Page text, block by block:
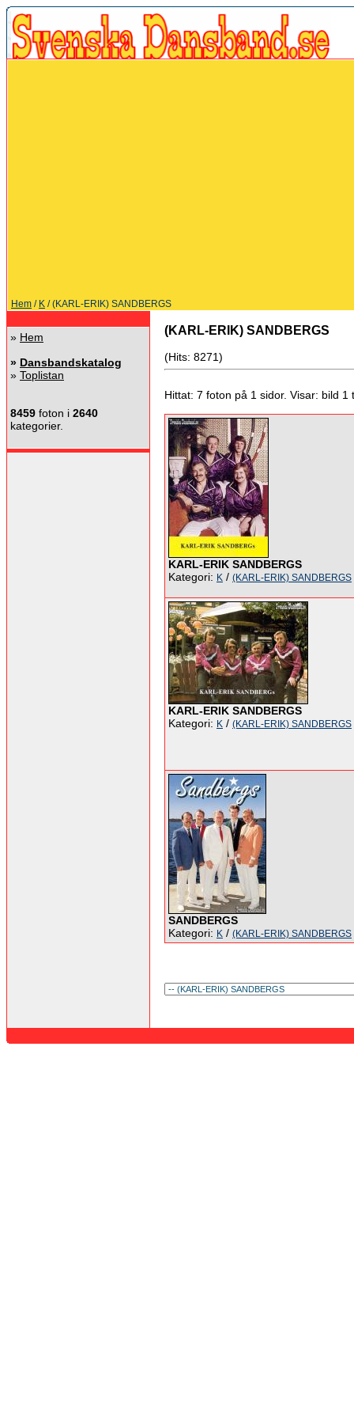
Hem / K / (KARL-ERIK) SANDBERGS
» Hem
» Dansbandskatalog
» Toplistan
8459 foton i 2640
kategorier.
(KARL-ERIK) SANDBERGS
(Hits: 8271)
Hittat: 7 foton på 1 sidor. Visar: bild 1
KARL-ERIK SANDBERGS
Kategori: K / (KARL-ERIK) SANDBERGS
KARL-ERIK SANDBERGS
Kategori: K / (KARL-ERIK) SANDBERGS
SANDBERGS
Kategori: K / (KARL-ERIK) SANDBERGS